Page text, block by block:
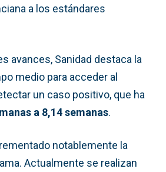
a los estándares
avances, Sanidad destaca la
medio para acceder al
un caso positivo, que ha
a 8,14 semanas.
notablemente la
Actualmente se realizan